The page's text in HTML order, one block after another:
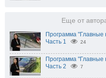
Еще от
Программа "Главные
Часть 1
24
Программа "Главные
Часть 2
7